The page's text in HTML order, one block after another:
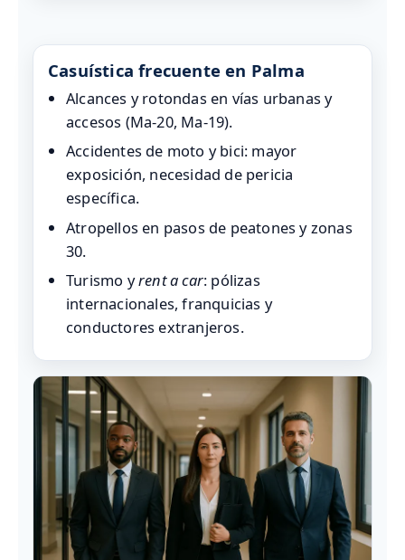
Casuística frecuente en Palma
Alcances y rotondas en vías urbanas y
accesos (Ma‑20, Ma‑19).
Accidentes de moto y bici: mayor
exposición, necesidad de pericia
específica.
Atropellos en pasos de peatones y zonas
30.
Turismo yrent a car: pólizas
internacionales, franquicias y
conductores extranjeros.